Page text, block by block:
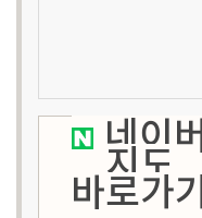
네이버
지도
바로가기